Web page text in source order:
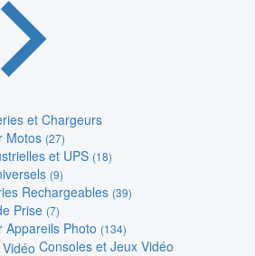
et Chargeurs
Motos (27)
et UPS (18)
(9)
Rechargeables (39)
Prise (7)
Appareils Photo (134)
Consoles et Jeux Vidéo